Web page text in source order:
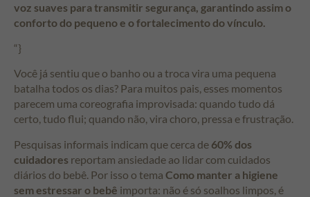
voz suaves para transmitir segurança, garantindo assim o
conforto do pequeno e o fortalecimento do vínculo.
“}
Você já sentiu que o banho ou a troca vira uma pequena
batalha todos os dias? Para muitos pais, esses momentos
parecem uma coreografia improvisada: quando tudo dá
certo, tudo flui; quando não, vira choro, pressa e frustração.
Pesquisas informais indicam que cerca de 60% dos
cuidadores reportam ansiedade ao lidar com cuidados
diários do bebê. Por isso o tema Como manter a higiene
sem estressar o bebê importa: não é só soalhos limpos, é